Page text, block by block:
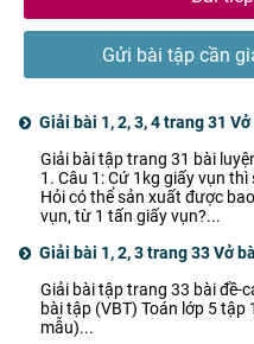
Gửi bài tập cần
Giải bài 1, 2, 3, 4 trang 31
Giải bài tập trang 31 bài
1. Câu 1: Cứ 1kg giấy vụn
Hỏi có thể sản xuất được
vụn, từ 1 tấn giấy vụn?...
Giải bài 1, 2, 3 trang 33 Vở
Giải bài tập trang 33 bài đề-
bài tập (VBT) Toán lớp 5 tập
mẫu)...